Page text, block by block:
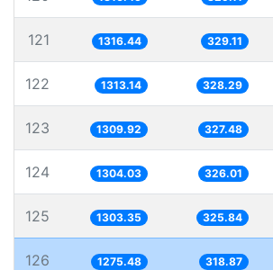
121 1316.44 329.11
122 1313.14 328.29
123 1309.92 327.48
124 1304.03 326.01
125 1303.35 325.84
126 1275.48 318.87